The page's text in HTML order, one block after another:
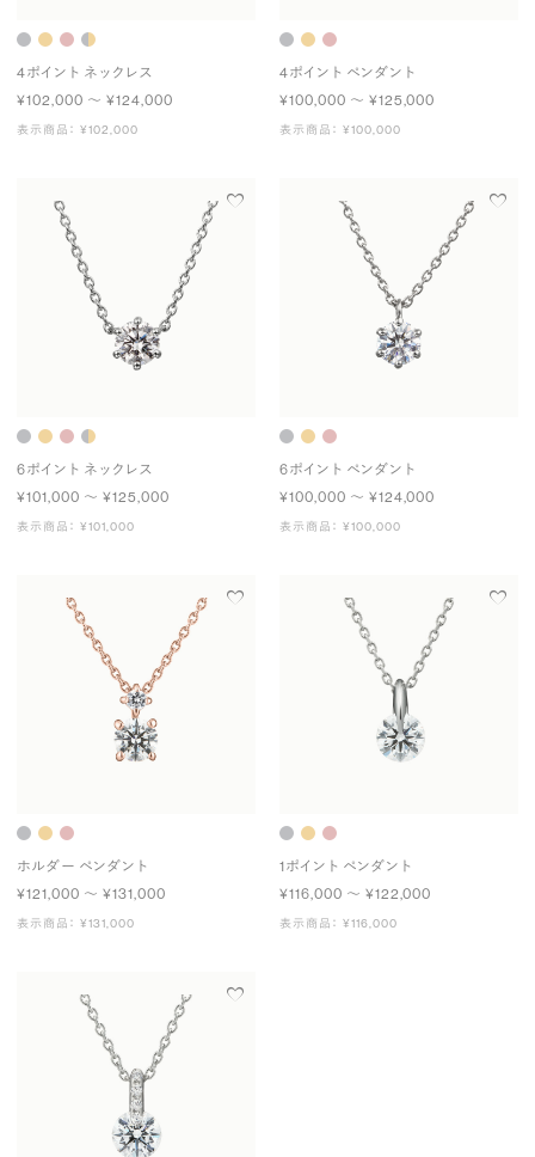
4ポイント ネックレス
¥102,000 〜 ¥124,000
表示商品： ¥102,000
4ポイント ペンダント
¥100,000 〜 ¥125,000
表示商品： ¥100,000
6ポイント ネックレス
¥101,000 〜 ¥125,000
表示商品： ¥101,000
6ポイント ペンダント
¥100,000 〜 ¥124,000
表示商品： ¥100,000
ホルダー ペンダント
¥121,000 〜 ¥131,000
表示商品： ¥131,000
1ポイント ペンダント
¥116,000 〜 ¥122,000
表示商品： ¥116,000